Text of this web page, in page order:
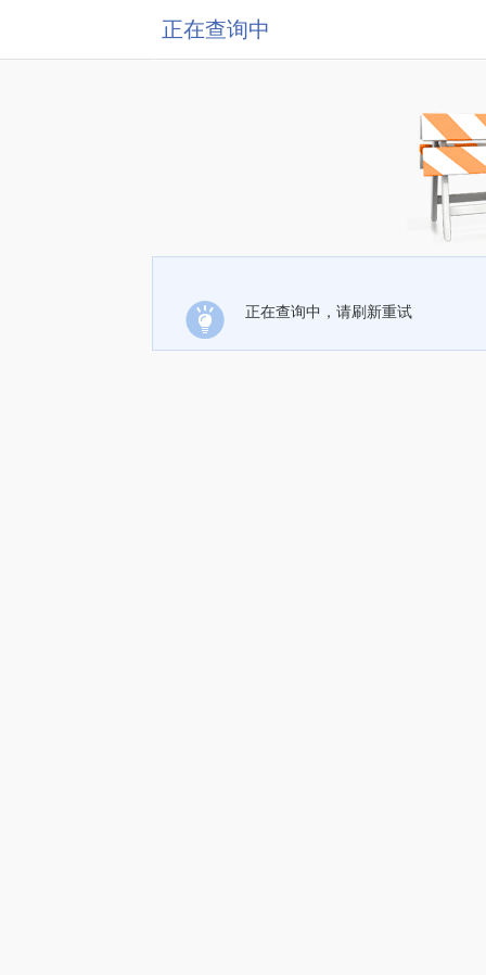
正在查询中
正在查询中，请刷新重试